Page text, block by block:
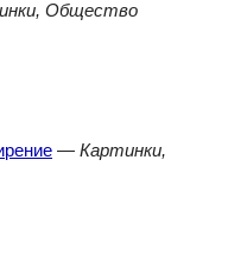
Общество
— Картинки,